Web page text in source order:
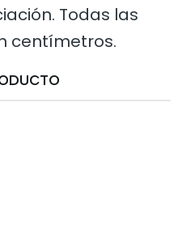
Todas las
centímetros.